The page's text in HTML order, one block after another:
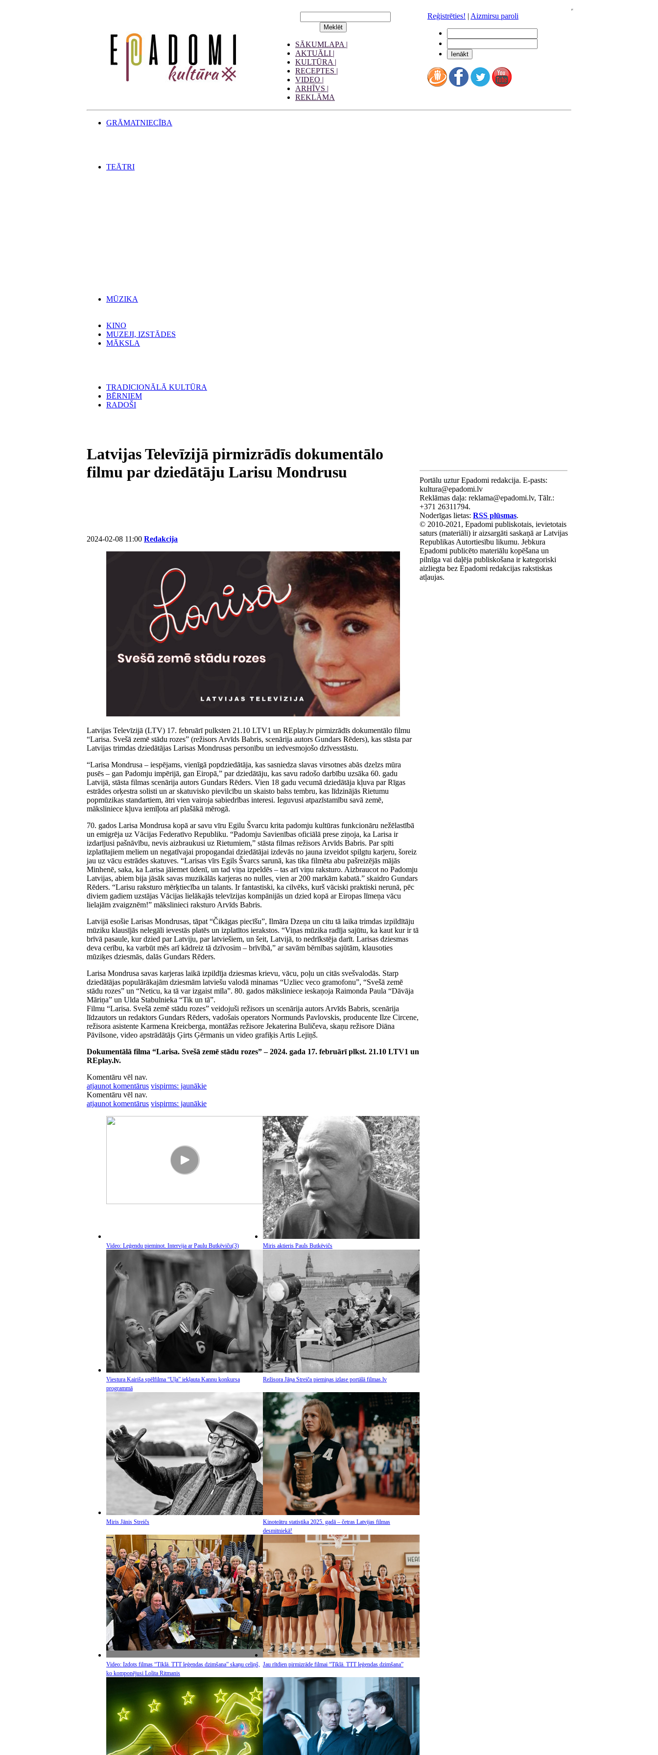
SĀKUMLAPA |
AKTUĀLI |
KULTŪRA |
RECEPTES |
VIDEO |
ARHĪVS |
REKLĀMA
Reģistrēties! | Aizmirsu paroli
GRĀMATNIECĪBA
TEĀTRI
MŪZIKA
KINO
MUZEJI, IZSTĀDES
MĀKSLA
TRADICIONĀLĀ KULTŪRA
BĒRNIEM
RADOŠI
Latvijas Televīzijā pirmizrādīs dokumentālo
filmu par dziedātāju Larisu Mondrusu
2024-02-08 11:00 Redakcija
Latvijas Televīzijā (LTV) 17. februārī pulksten 21.10 LTV1 un REplay.lv pirmizrādīs dokumentālo filmu
“Larisa. Svešā zemē stādu rozes” (režisors Arvīds Babris, scenārija autors Gundars Rēders), kas stāsta par
Latvijas trimdas dziedātājas Larisas Mondrusas personību un iedvesmojošo dzīvesstāstu.
“Larisa Mondrusa – iespējams, vienīgā popdziedātāja, kas sasniedza slavas virsotnes abās dzelzs mūra
pusēs – gan Padomju impērijā, gan Eiropā,” par dziedātāju, kas savu radošo darbību uzsāka 60. gadu
Latvijā, stāsta filmas scenārija autors Gundars Rēders. Vien 18 gadu vecumā dziedātāja kļuva par Rīgas
estrādes orķestra solisti un ar skatuvisko pievilcību un skaisto balss tembru, kas līdzinājās Rietumu
popmūzikas standartiem, ātri vien vairoja sabiedrības interesi. Ieguvusi atpazīstamību savā zemē,
māksliniece kļuva iemīļota arī plašākā mērogā.
70. gados Larisa Mondrusa kopā ar savu vīru Egilu Švarcu krita padomju kultūras funkcionāru nežēlastībā
un emigrēja uz Vācijas Federatīvo Republiku. “Padomju Savienības oficiālā prese ziņoja, ka Larisa ir
izdarījusi pašnāvību, nevis aizbraukusi uz Rietumiem,” stāsta filmas režisors Arvīds Babris. Par spīti
izplatītajiem meliem un negatīvajai propogandai dziedātājai izdevās no jauna izveidot spilgtu karjeru, šoreiz
jau uz vācu estrādes skatuves. “Larisas vīrs Egils Švarcs sarunā, kas tika filmēta abu pašreizējās mājās
Minhenē, saka, ka Larisa jāiemet ūdenī, un tad viņa izpeldēs – tas arī viņu raksturo. Aizbraucot no Padomju
Latvijas, abiem bija jāsāk savas muzikālās karjeras no nulles, vien ar 200 markām kabatā.” skaidro Gundars
Rēders. “Larisu raksturo mērķtiecība un talants. Ir fantastiski, ka cilvēks, kurš vāciski praktiski nerunā, pēc
diviem gadiem uzstājas Vācijas lielākajās televīzijas kompānijās un dzied kopā ar Eiropas līmeņa vācu
lielajām zvaigznēm!” mākslinieci raksturo Arvīds Babris.
Latvijā esošie Larisas Mondrusas, tāpat “Čikāgas piecīšu”, Ilmāra Dzeņa un citu tā laika trimdas izpildītāju
mūziku klausījās nelegāli ievestās platēs un izplatītos ierakstos. “Viņas mūzika radīja sajūtu, ka kaut kur ir tā
brīvā pasaule, kur dzied par Latviju, par latviešiem, un šeit, Latvijā, to nedrīkstēja darīt. Larisas dziesmas
deva cerību, ka varbūt mēs arī kādreiz tā dzīvosim – brīvībā,” ar savām bērnības sajūtām, klausoties
mūziķes dziesmās, dalās Gundars Rēders.
Larisa Mondrusa savas karjeras laikā izpildīja dziesmas krievu, vācu, poļu un citās svešvalodās. Starp
dziedātājas populārākajām dziesmām latviešu valodā minamas “Uzliec veco gramofonu”, “Svešā zemē
stādu rozes” un “Neticu, ka tā var izgaist mīla”. 80. gados māksliniece ieskaņoja Raimonda Paula “Dāvāja
Māriņa” un Ulda Stabulnieka “Tik un tā”.
Filmu “Larisa. Svešā zemē stādu rozes” veidojuši režisors un scenārija autors Arvīds Babris, scenārija
līdzautors un redaktors Gundars Rēders, vadošais operators Normunds Pavlovskis, producente Ilze Circene,
režisora asistente Karmena Kreicberga, montāžas režisore Jekaterina Buličeva, skaņu režisore Diāna
Pāvilsone, video apstrādātājs Ģirts Ģērmanis un video grafiķis Artis Lejiņš.
Dokumentālā filma “Larisa. Svešā zemē stādu rozes” – 2024. gada 17. februārī plkst. 21.10 LTV1 un
REplay.lv.
Komentāru vēl nav.
atjaunot komentārus vispirms: jaunākie
Komentāru vēl nav.
atjaunot komentārus vispirms: jaunākie
Video: Leģendu pieminot. Intervija ar Paulu Butkēviču(3) Miris aktieris Pauls Butkēvičs
Viestura Kairiša spēlfilma “Uļa” iekļauta Kannu konkursa
programmā
Režisora Jāņa Streiča piemiņas izlase portālā filmas.lv
Miris Jānis Streičs
Kinoteātru statistika 2025. gadā – četras Latvijas filmas
desmitniekā!
Video: Izdots filmas “Tīklā. TTT leģendas dzimšana” skaņu celiņš,
ko komponējusi Lolita Ritmanis
Jau rītdien pirmizrāde filmai “Tīklā. TTT leģendas dzimšana”
Portālu uztur Epadomi redakcija. E-pasts:
kultura@epadomi.lv
Reklāmas daļa: reklama@epadomi.lv, Tālr.:
+371 26311794.
Noderīgas lietas: RSS plūsmas.
© 2010-2021, Epadomi publiskotais, ievietotais
saturs (materiāli) ir aizsargāti saskaņā ar Latvijas
Republikas Autortiesību likumu. Jebkura
Epadomi publicēto materiālu kopēšana un
pilnīga vai daļēja publiskošana ir kategoriski
aizliegta bez Epadomi redakcijas rakstiskas
atļaujas.